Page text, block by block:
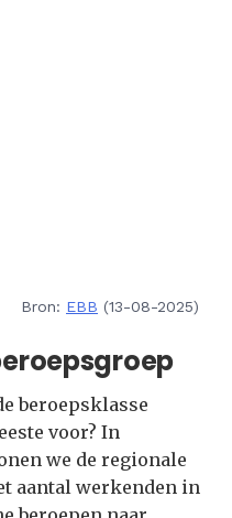
Bron: EBB (13-08-2025)
beroepsklasse
voor? In
we de regionale
aantal werkenden in